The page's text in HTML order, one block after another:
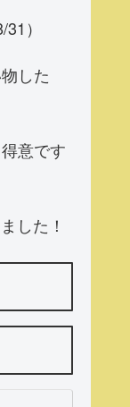
）
した
意です
した！